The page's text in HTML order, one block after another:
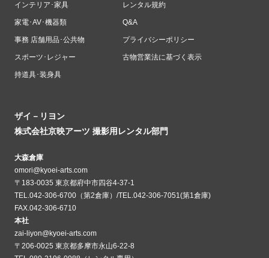
インテリア･家具
家電･AV･機器類
事務 店舗用品･公共物
スポーツ･レジャー
持道具･装身具
レンタル規約
Q&A
プライバシーポリシー
古物営業法に基づく表示
ザイ－リヨン
株式会社京映アーツ 撮影用レンタル部門
大森倉庫
omori@kyoei-arts.com
〒183-0035 東京都府中市四谷4-37-1
TEL.042-306-6700（第2倉庫）/TEL.042-306-7051(第1倉庫)
FAX.042-306-6710
本社
zai-liyon@kyoei-arts.com
〒206-0025 東京都多摩市永山6-22-8